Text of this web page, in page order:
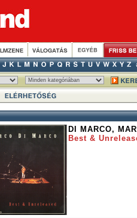
DI MARCO,
Best &